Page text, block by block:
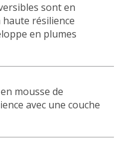
sont en
résilience
en plumes
mousse de
avec une couche